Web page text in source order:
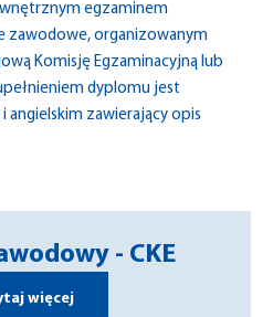
egzaminem
zawodowe, organizowanym
Komisję Egzaminacyjną lub
dyplomu jest
zawierający opis
- CKE
więcej